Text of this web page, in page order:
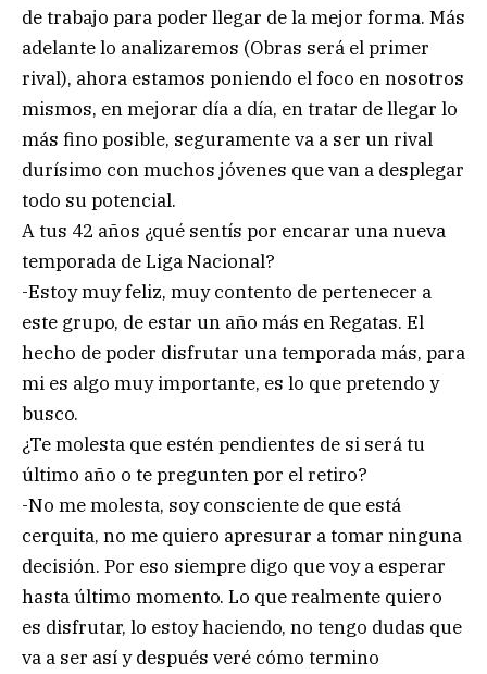
de trabajo para poder llegar de la mejor forma. Más
adelante lo analizaremos (Obras será el primer
rival), ahora estamos poniendo el foco en nosotros
mismos, en mejorar día a día, en tratar de llegar lo
más fino posible, seguramente va a ser un rival
durísimo con muchos jóvenes que van a desplegar
todo su potencial.
A tus 42 años ¿qué sentís por encarar una nueva
temporada de Liga Nacional?
-Estoy muy feliz, muy contento de pertenecer a
este grupo, de estar un año más en Regatas. El
hecho de poder disfrutar una temporada más, para
mi es algo muy importante, es lo que pretendo y
busco.
¿Te molesta que estén pendientes de si será tu
último año o te pregunten por el retiro?
-No me molesta, soy consciente de que está
cerquita, no me quiero apresurar a tomar ninguna
decisión. Por eso siempre digo que voy a esperar
hasta último momento. Lo que realmente quiero
es disfrutar, lo estoy haciendo, no tengo dudas que
va a ser así y después veré cómo termino